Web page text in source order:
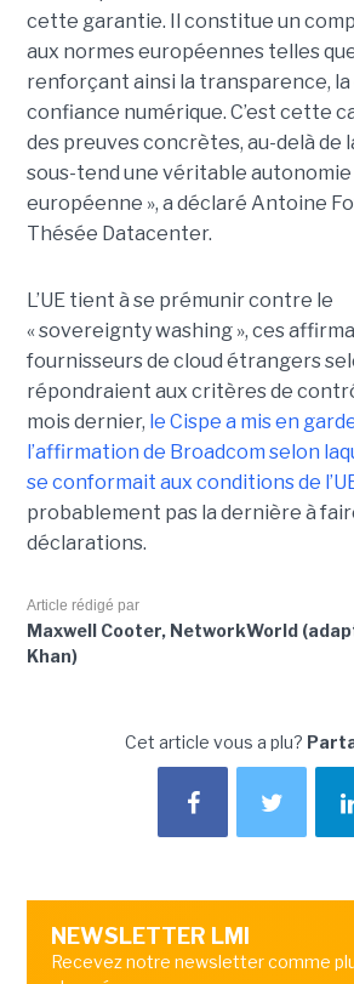
cette garantie. Il constitue un
aux normes européennes telles
renforçant ainsi la transparence,
confiance numérique. C’est cette
des preuves concrètes, au-delà de
sous-tend une véritable
européenne », a déclaré Antoine
Thésée Datacenter.
L’UE tient à se prémunir contre le
« sovereignty washing », ces
fournisseurs de cloud étrangers
répondraient aux critères de
mois dernier, le Cispe a mis en
l’affirmation de Broadcom selon
se conformait aux conditions de
probablement pas la dernière à
déclarations.
Article rédigé par
Maxwell Cooter, NetworkWorld
Khan)
Cet article vous a plu?
NEWSLETTER LMI
Recevez notre newsletter comme